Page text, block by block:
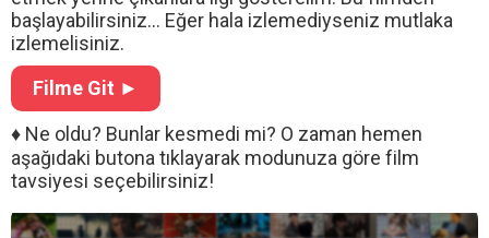
başlayabilirsiniz... Eğer hala izlemediyseniz mutlaka
izlemelisiniz.
Filme Git ►
♦ Ne oldu? Bunlar kesmedi mi? O zaman hemen
aşağıdaki butona tıklayarak modunuza göre film
tavsiyesi seçebilirsiniz!